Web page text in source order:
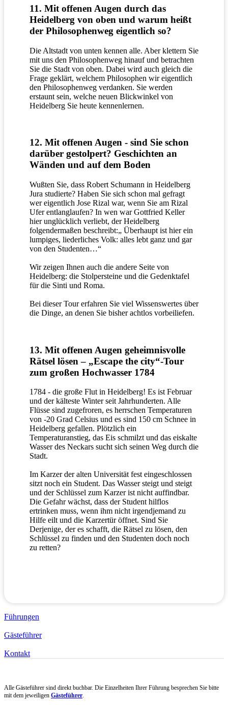
11. Mit offenen Augen durch das
Heidelberg von oben und warum heißt
der Philosophenweg eigentlich so?
Die Altstadt von unten kennen alle. Aber klettern Sie
mit uns den Philosophenweg hinauf und betrachten
Sie die Stadt von oben. Dabei wird auch gleich die
Frage geklärt, welchem Philosophen wir eigentlich
den Philosophenweg verdanken. Sie werden
erstaunt sein, welche neuen Blickwinkel von
Heidelberg Sie heute kennenlernen.
12. Mit offenen Augen - sind Sie schon
darüber gestolpert? Geschichten an
Wänden und auf dem Boden
Wußten Sie, dass Robert Schumann in Heidelberg
Jura studierte? Haben Sie sich schon mal gefragt
wer eigentlich Jose Rizal war, wenn Sie am Rizal
Ufer entlanglaufen? In wen war Gottfried Keller
hier unglücklich verliebt, der Heidelberg
folgendermaßen beschreibt:„ Überhaupt ist hier ein
lumpiges, liederliches Volk: alles lebt ganz und gar
von den Studenten…“
Wir zeigen Ihnen auch die andere Seite von
Heidelberg: die Stolpersteine und die Gedenktafel
für die Sinti und Roma.
Bei dieser Tour erfahren Sie viel Wissenswertes über
die Dinge, an denen Sie bisher achtlos vorbeiliefen.
13. Mit offenen Augen geheimnisvolle
Rätsel lösen – „Escape the city“-Tour
zum großen Hochwasser 1784
1784 - die große Flut in Heidelberg! Es ist Februar
und der kälteste Winter seit Jahrhunderten. Alle
Flüsse sind zugefroren, es herrschen Temperaturen
von -20 Grad Celsius und es sind 150 cm Schnee in
Heidelberg gefallen. Plötzlich ein
Temperaturanstieg, das Eis schmilzt und das eiskalte
Wasser des Neckars sucht sich seinen Weg durch die
Stadt.
Im Karzer der alten Universität fest eingeschlossen
sitzt noch ein Student. Das Wasser steigt und steigt
und der Schlüssel zum Karzer ist nicht auffindbar.
Die Gefahr wächst, dass der Student hilflos
ertrinken muss, wenn ihm nicht irgendjemand zu
Hilfe eilt und die Karzertür öffnet. Sind Sie
Derjenige, der es schafft, die Rätsel zu lösen, den
Schlüssel zu finden und den Studenten doch noch
zu retten?
Führungen
Gästeführer
Kontakt
Alle Gästeführer sind direkt buchbar. Die Einzelheiten Ihrer Führung besprechen Sie bitte
mit dem jeweiligen Gästeführer.